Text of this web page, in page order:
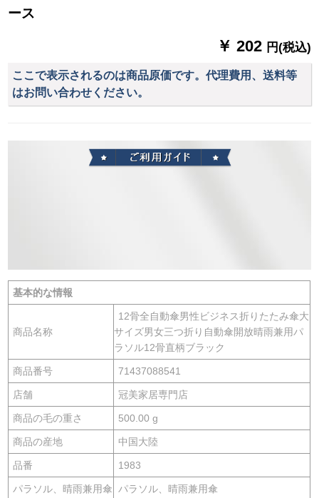
ース
￥ 202 円(税込)
ここで表示されるのは商品原価です。代理費用、送料等
はお問い合わせください。
基本的な情報
商品名称
12骨全自動傘男性ビジネス折りたたみ傘大
サイズ男女三つ折り自動傘開放晴雨兼用パ
ラソル12骨直柄ブラック
商品番号 71437088541
店舗 冠美家居専門店
商品の毛の重さ 500.00 g
商品の産地 中国大陸
品番 1983
パラソル、晴雨兼用傘 パラソル、晴雨兼用傘